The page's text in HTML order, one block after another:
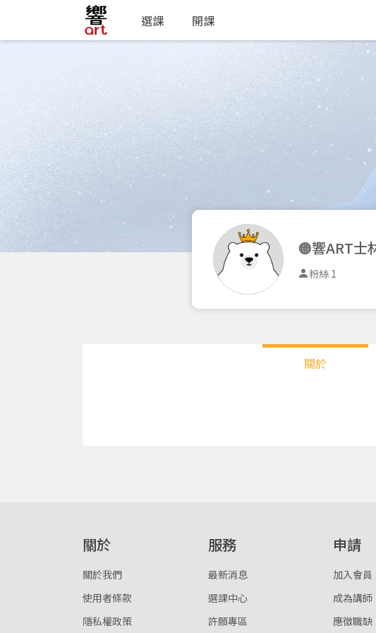
選課 開課
🟠響ART士
粉絲 1
關於
關於
關於我們
使用者條款
隱私權政策
服務
最新消息
選課中心
許願專區
申請
加入會員
成為講師
應徵職缺